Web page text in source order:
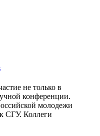
не только в
конференции.
молодежи
СГУ. Коллеги